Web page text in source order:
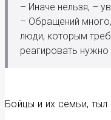
– Иначе нельзя, –
– Обращений
люди, которым
реагировать
Бойцы и их семьи, тыл